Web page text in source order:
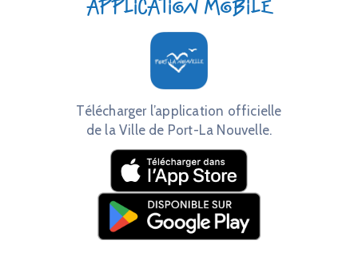
Application mobile
Télécharger l’application officielle
de la Ville de Port-La Nouvelle.